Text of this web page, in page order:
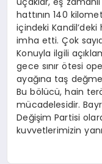
hattının 140
içindeki
imha etti. Çok
Konuyla ilgili
gece sınır ötesi
ayağına taş
Bu bölücü, hain
mücadelesidir.
Değişim Partisi
kuvvetlerimizin